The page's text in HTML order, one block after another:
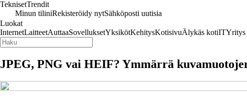
TeknisetTrendit
Minun tiliniRekisteröidy nytSähköposti uutisia
Luokat
InternetLaitteetAuttaaSovelluksetYksikötKehitysKotisivuÄlykäs kotiITYritys
JPEG, PNG vai HEIF? Ymmärrä